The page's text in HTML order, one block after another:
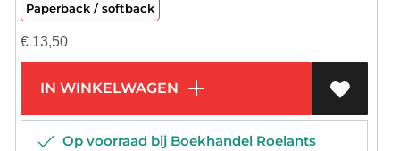
Paperback / softback
€13,50
IN WINKELWAGEN
Op voorraad bij Boekhandel Roelants